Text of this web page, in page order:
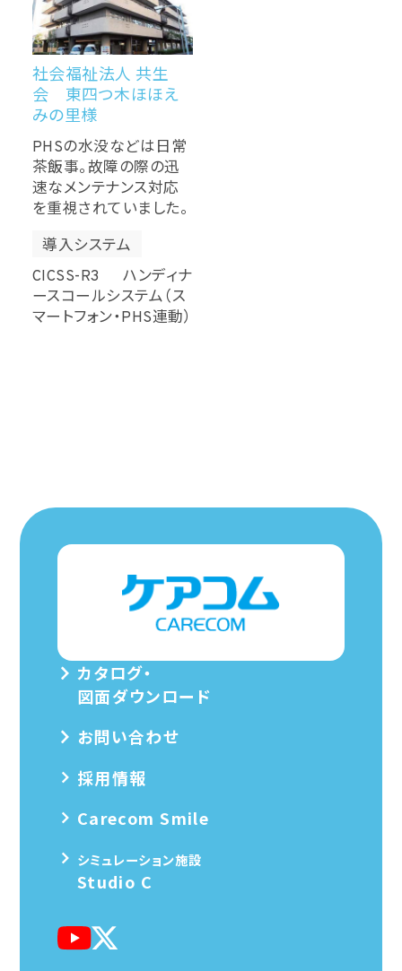
社会福祉法人 共生
会 東四つ木ほほえ
みの里様
PHSの水没などは日常
茶飯事。故障の際の迅
速なメンテナンス対応
を重視されていました。
導入システム
CICSS-R3 ハンディナ
ースコールシステム（ス
マートフォン・PHS連動）
カタログ・
図面ダウンロード
お問い合わせ
採用情報
Carecom Smile
シミュレーション施設
Studio C